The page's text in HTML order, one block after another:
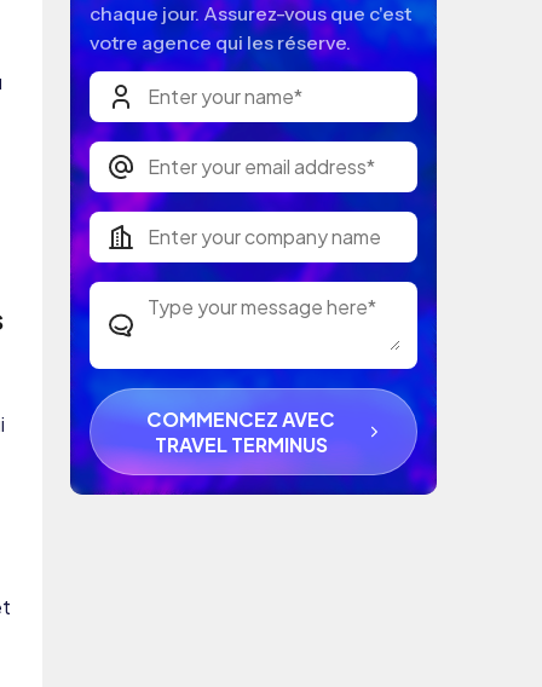
chaque jour. Assurez-vous que c'est
votre agence qui les réserve.
COMMENCEZ AVEC
TRAVEL TERMINUS